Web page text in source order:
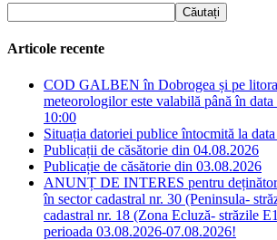
Articole recente
COD GALBEN în Dobrogea și pe
meteorologilor este valabilă până în data
10:00
Situația datoriei publice întocmită la
Publicații de căsătorie din 04.08.2026
Publicație de căsătorie din 03.08.2026
ANUNȚ DE INTERES pentru
în sector cadastral nr. 30 (Peninsula-
cadastral nr. 18 (Zona Ecluză- străzile
perioada 03.08.2026-07.08.2026!